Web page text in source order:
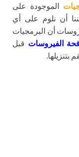
الموجودة على
أن نلوم على أي
أن البرمجيات
الفيروسات قبل
بتنزيلها.